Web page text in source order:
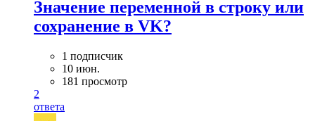
Значение переменной в строку или
сохранение в VK?
1 подписчик
10 июн.
181 просмотр
2
ответа